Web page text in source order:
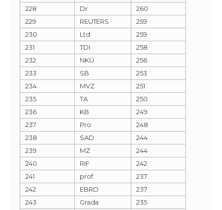
228
Dr
260
229
REUTERS
259
230
Ltd
259
231
TDI
258
232
NKÚ
256
233
SB
253
234
MVZ
251
235
TA
250
236
KB
249
237
Pro
248
238
SAD
244
239
MZ
244
240
RIF
242
241
prof
237
242
EBRD
237
243
Grada
235